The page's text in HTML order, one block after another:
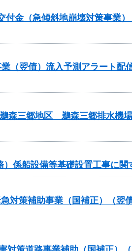
金（急傾斜地崩壊対策事業
（翌債）流入予測アラート配
森三郷地区 鵜森三郷排水機
係船設備等基礎設置工事に
対策補助事業（国補正）（翌